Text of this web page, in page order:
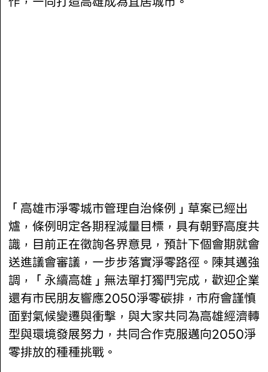
「高雄市淨零城市管理自治條例」草案已經出
爐，條例明定各期程減量目標，具有朝野高度共
識，目前正在徵詢各界意見，預計下個會期就會
送進議會審議，一步步落實淨零路徑。陳其邁強
調，「永續高雄」無法單打獨鬥完成，歡迎企業
還有市民朋友響應2050淨零碳排，市府會謹慎
面對氣候變遷與衝擊，與大家共同為高雄經濟轉
型與環境發展努力，共同合作克服邁向2050淨
零排放的種種挑戰。